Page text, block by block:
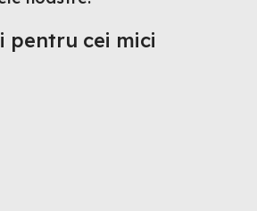
pentru cei mici